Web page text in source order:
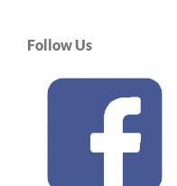
Follow Us